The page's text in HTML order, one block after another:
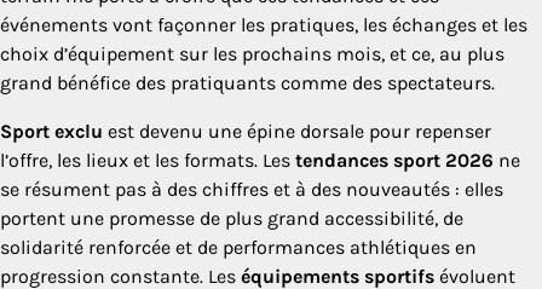
événements vont façonner les pratiques, les échanges et les
choix d’équipement sur les prochains mois, et ce, au plus
grand bénéfice des pratiquants comme des spectateurs.
Sport exclu est devenu une épine dorsale pour repenser
l’offre, les lieux et les formats. Les tendances sport 2026 ne
se résument pas à des chiffres et à des nouveautés : elles
portent une promesse de plus grand accessibilité, de
solidarité renforcée et de performances athlétiques en
progression constante. Les équipements sportifs évoluent